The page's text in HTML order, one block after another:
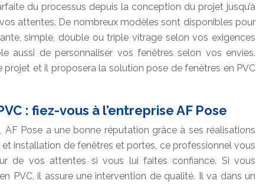
du processus depuis la conception du projet jusqu’à
attentes. De nombreux modèles sont disponibles pour
simple, double ou triple vitrage selon vos exigences
aussi de personnaliser vos fenêtres selon vos envies.
projet et il proposera la solution pose de fenêtres en PVC
: fiez-vous à l’entreprise AF Pose
AF Pose a une bonne réputation grâce à ses réalisations
installation de fenêtres et portes, ce professionnel vous
de vos attentes si vous lui faites confiance. Si vous
PVC, il assure une intervention de qualité. Il va dans un